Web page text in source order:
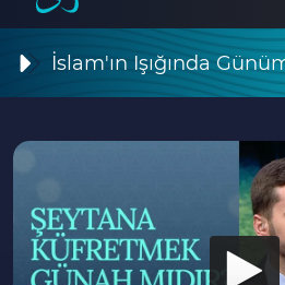
İslam'ın Işığında